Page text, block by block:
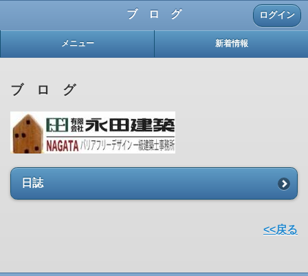
ブ ロ グ ログイン
メニュー 新着情報
ブ ロ グ
日誌
<<戻る